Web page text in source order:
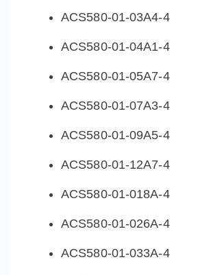
ACS580-01-03A4-4
ACS580-01-04A1-4
ACS580-01-05A7-4
ACS580-01-07A3-4
ACS580-01-09A5-4
ACS580-01-12A7-4
ACS580-01-018A-4
ACS580-01-026A-4
ACS580-01-033A-4